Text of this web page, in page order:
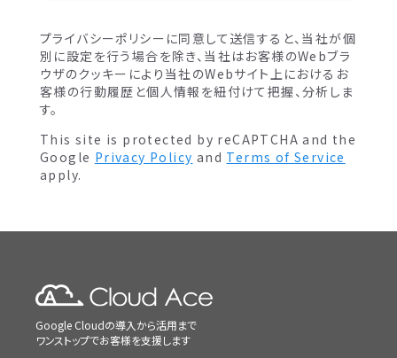
プライバシーポリシーに同意して送信すると、当社が個
別に設定を行う場合を除き、当社はお客様のWebブラ
ウザのクッキーにより当社のWebサイト上におけるお
客様の行動履歴と個人情報を紐付けて把握、分析しま
す。
This site is protected by reCAPTCHA and the
Google Privacy Policy and Terms of Service
apply.
Google Cloudの導入から活用まで
ワンストップでお客様を支援します